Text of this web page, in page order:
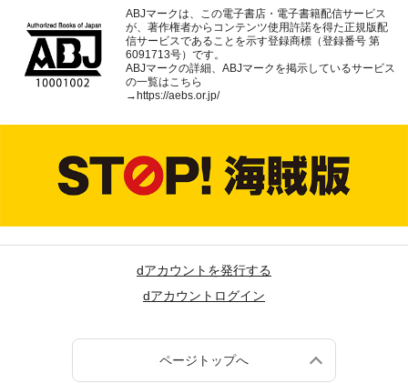
ABJマークは、この電子書店・電子書籍配信サービス
が、著作権者からコンテンツ使用許諾を得た正規版配
信サービスであることを示す登録商標（登録番号 第
6091713号）です。
ABJマークの詳細、ABJマークを掲示しているサービス
の一覧はこちら
→ https://aebs.or.jp/
dアカウントを発行する
dアカウントログイン
ページトップへ